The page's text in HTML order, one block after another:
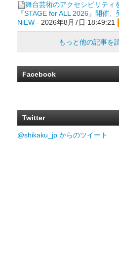
舞台芸術のアクセシビリティ
『STAGE for ALL 2026』開催
NiEW- 2026年8月7日 18:49:21
もっと他の記事を
Facebook
Twitter
@shikaku_jp からのツイート